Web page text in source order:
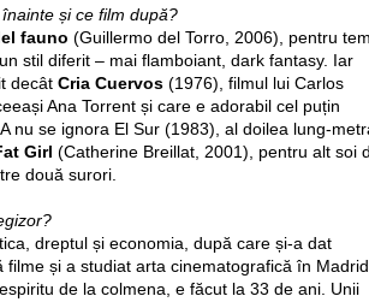
și ce film după?
fauno (Guillermo del Torro, 2006), pentru
stil diferit – mai flamboiant, dark fantasy. Iar
decât Cria Cuervos (1976), filmul lui Carlos
Ana Torrent și care e adorabil cel puțin
nu se ignora El Sur (1983), al doilea lung-
Girl (Catherine Breillat, 2001), pentru alt soi
două surori.
dreptul și economia, după care și-a dat
filme și a studiat arta cinematografică în
de la colmena, e făcut la 33 de ani. Unii